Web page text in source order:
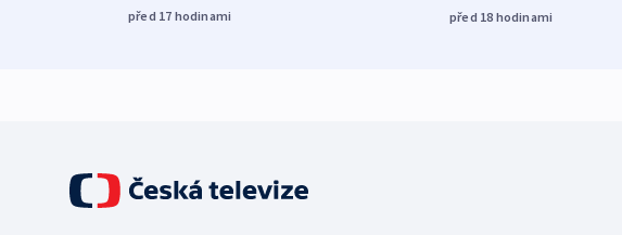
před 17 hodinami před 18 hodinami